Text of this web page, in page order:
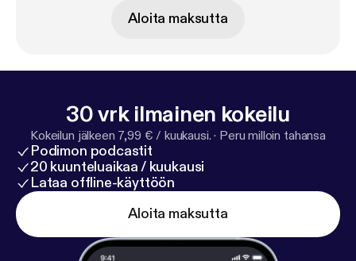
Aloita maksutta
30 vrk ilmainen kokeilu
Kokeilun jälkeen 7,99 € / kuukausi. · Peru milloin tahansa
Podimon podcastit
20 kuunteluaikaa / kuukausi
Lataa offline-käyttöön
Aloita maksutta